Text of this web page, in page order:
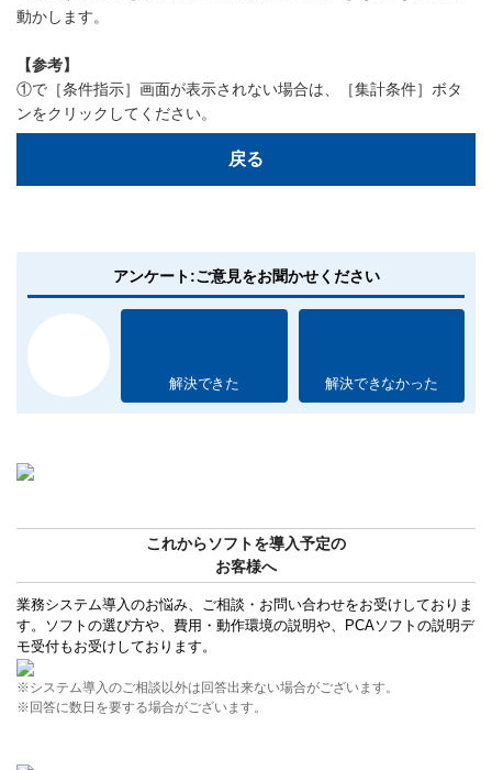
動かします。
【参考】
①で［条件指示］画面が表示されない場合は、［集計条件］ボタ
ンをクリックしてください。
戻る
アンケート:ご意見をお聞かせください
解決できた 解決できなかった
これからソフトを導入予定の
お客様へ
業務システム導入のお悩み、ご相談・お問い合わせをお受けしておりま
す。ソフトの選び方や、費用・動作環境の説明や、PCAソフトの説明デ
モ受付もお受けしております。
※システム導入のご相談以外は回答出来ない場合がございます。
※回答に数日を要する場合がございます。